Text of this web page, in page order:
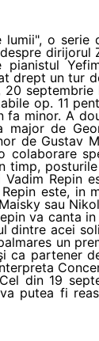
lumii", o serie
dirijorul
drept un tur
septembrie
op. 11
fa minor. A
de
de Gustav
colaborare
timp,
Repin
este, in
sau
va canta in
dintre acei
un
ca partener
din 19
putea fi